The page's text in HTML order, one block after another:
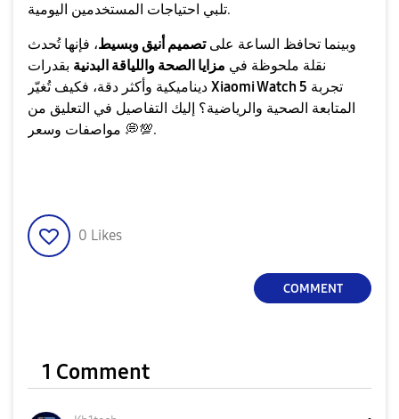
تلبي احتياجات المستخدمين اليومية.
وبينما تحافظ الساعة علىتصميم أنيق وبسيط، فإنها تُحدث
نقلة ملحوظة في مزايا الصحة واللياقة البدنية بقدرات
Xiaomi Watch 5
المتابعة الصحية والرياضية؟ إليك التفاصيل في التعليق من
💭💯.
0 Likes
COMMENT
1 Comment